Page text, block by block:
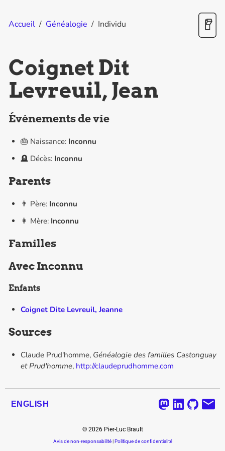
Accueil / Généalogie / Individu
Coignet Dit
Levreuil, Jean
Événements de vie
🎂 Naissance: Inconnu
🪦 Décès: Inconnu
Parents
👨 Père: Inconnu
👩 Mère: Inconnu
Familles
Avec Inconnu
Enfants
Coignet Dite Levreuil, Jeanne
Sources
Claude Prud'homme, Généalogie des familles Castonguay
et Prud'homme, http://claudeprudhomme.com
ENGLISH
© 2026Pier-Luc Brault
Avis de non-responsabilité|Politique de confidentialité